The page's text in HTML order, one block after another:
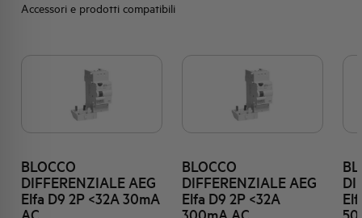
Accessori e prodotti compatibili
BLOCCO
DIFFERENZIALE AEG
Elfa D9 2P <32A 30mA
BLOCCO
DIFFERENZIALE AEG
Elfa D9 2P <32A